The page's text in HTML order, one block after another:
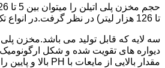
تا 126 هزار لیتر) در نظر گرفت.در انواع تک لایه،دولایه و
سه لایه که قابل تولید می باشد.مخزن
دیواره های تقویت شده و شکل ارگونومیک
مقدار بالایی از مایعات با PH بالا و پایین را دارد.